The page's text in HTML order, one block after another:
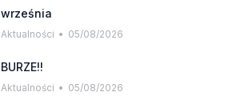
września
Aktualności 05/08/2026
BURZE!!
Aktualności 05/08/2026